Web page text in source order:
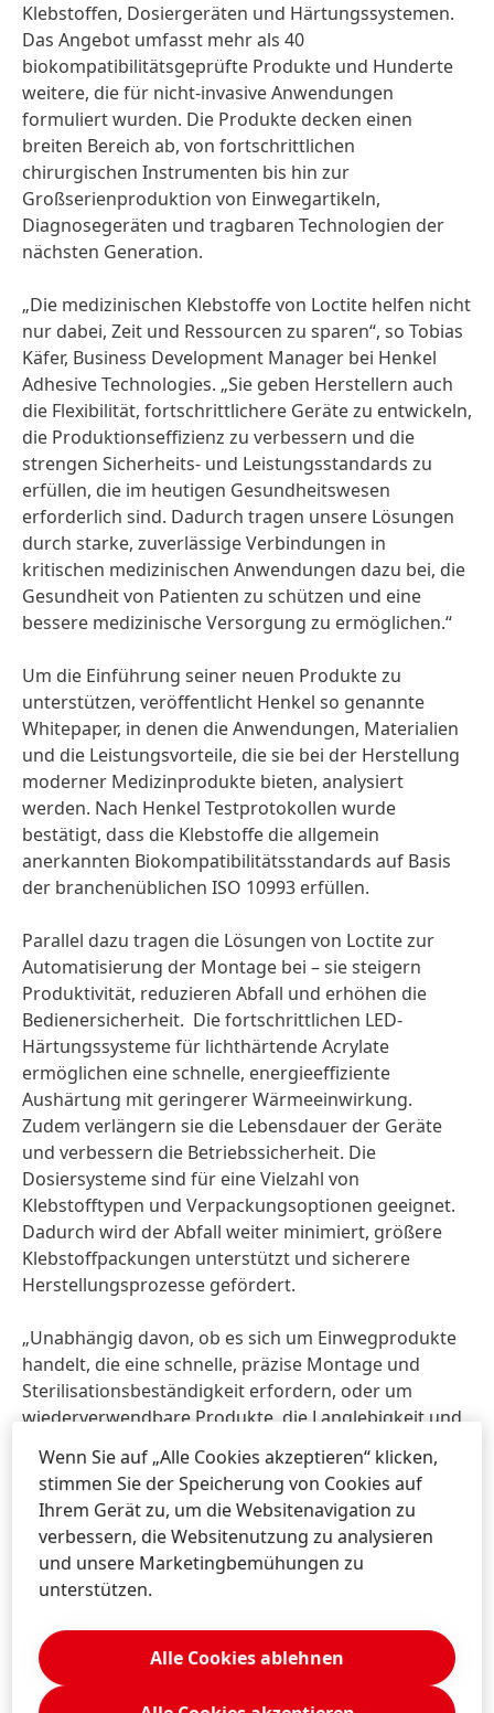
Klebstoffen, Dosiergeräten und Härtungssystemen.
Das Angebot umfasst mehr als 40
biokompatibilitätsgeprüfte Produkte und Hunderte
weitere, die für nicht-invasive Anwendungen
formuliert wurden. Die Produkte decken einen
breiten Bereich ab, von fortschrittlichen
chirurgischen Instrumenten bis hin zur
Großserienproduktion von Einwegartikeln,
Diagnosegeräten und tragbaren Technologien der
nächsten Generation.
„Die medizinischen Klebstoffe von Loctite helfen nicht
nur dabei, Zeit und Ressourcen zu sparen“, so Tobias
Käfer, Business Development Manager bei Henkel
Adhesive Technologies. „Sie geben Herstellern auch
die Flexibilität, fortschrittlichere Geräte zu entwickeln,
die Produktionseffizienz zu verbessern und die
strengen Sicherheits- und Leistungsstandards zu
erfüllen, die im heutigen Gesundheitswesen
erforderlich sind. Dadurch tragen unsere Lösungen
durch starke, zuverlässige Verbindungen in
kritischen medizinischen Anwendungen dazu bei, die
Gesundheit von Patienten zu schützen und eine
bessere medizinische Versorgung zu ermöglichen.“
Um die Einführung seiner neuen Produkte zu
unterstützen, veröffentlicht Henkel so genannte
Whitepaper, in denen die Anwendungen, Materialien
und die Leistungsvorteile, die sie bei der Herstellung
moderner Medizinprodukte bieten, analysiert
werden. Nach Henkel Testprotokollen wurde
bestätigt, dass die Klebstoffe die allgemein
anerkannten Biokompatibilitätsstandards auf Basis
der branchenüblichen ISO 10993 erfüllen.
Parallel dazu tragen die Lösungen von Loctite zur
Automatisierung der Montage bei – sie steigern
Produktivität, reduzieren Abfall und erhöhen die
Bedienersicherheit. Die fortschrittlichen LED-
Härtungssysteme für lichthärtende Acrylate
ermöglichen eine schnelle, energieeffiziente
Aushärtung mit geringerer Wärmeeinwirkung.
Zudem verlängern sie die Lebensdauer der Geräte
und verbessern die Betriebssicherheit. Die
Dosiersysteme sind für eine Vielzahl von
Klebstofftypen und Verpackungsoptionen geeignet.
Dadurch wird der Abfall weiter minimiert, größere
Klebstoffpackungen unterstützt und sicherere
Herstellungsprozesse gefördert.
„Unabhängig davon, ob es sich um Einwegprodukte
handelt, die eine schnelle, präzise Montage und
Sterilisationsbeständigkeit erfordern, oder um
wiederverwendbare Produkte, die Langlebigkeit und
Sterilisationszyklen standhalten – unsere bewährten
Loctite-Klebstoffe sind so konzipiert, dass sie all diese
komplexen Anforderungen mit Zuversicht erfüllen“,
ergänzt Tobias Käfer.
Henkel Adhesive Technologies arbeitet bei der
Entwicklung und Produktion von Medizintechnik-
Produkten eng mit seinen Partnern zusammen. Ziel
ist es, Herausforderungen im Bereich der
Wenn Sie auf „Alle Cookies akzeptieren“ klicken,
stimmen Sie der Speicherung von Cookies auf
Ihrem Gerät zu, um die Websitenavigation zu
verbessern, die Websitenutzung zu analysieren
und unsere Marketingbemühungen zu
unterstützen.
Alle Cookies ablehnen